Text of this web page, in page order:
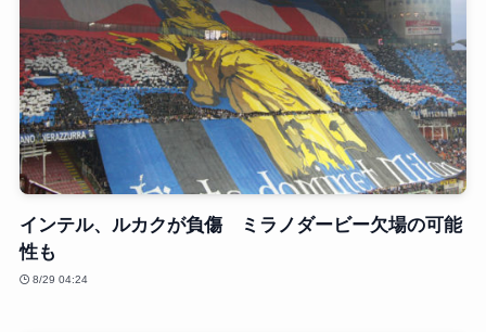
インテル、ルカクが負傷 ミラノダービー欠場の可能
性も
8/29 04:24